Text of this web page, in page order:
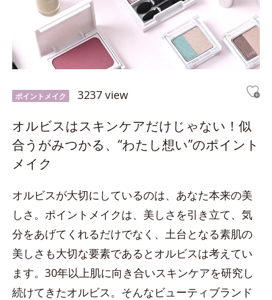
ポイントメイク 3237 view
オルビスはスキンケアだけじゃない！似
合うがみつかる、“わたし想い”のポイント
メイク
オルビスが大切にしているのは、あなた本来の美
しさ。ポイントメイクは、美しさを引き立て、気
分をあげてくれるだけでなく、土台となる素肌の
美しさも大切な要素であるとオルビスは考えてい
ます。30年以上肌に向き合いスキンケアを研究し
続けてきたオルビス。そんなビューティブランド